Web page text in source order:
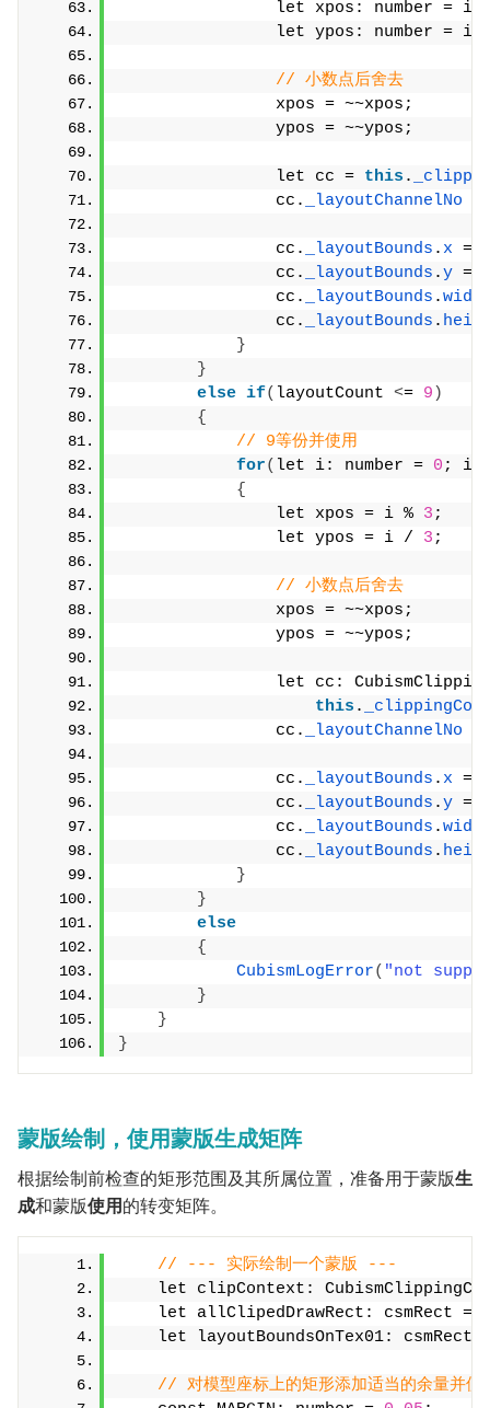
let xpos: number = i
let ypos: number = i
// 小数点后舍去
                xpos = ~~xpos;
                ypos = ~~ypos;
                let cc =
this .
                cc.
_layoutChannelNo
                cc.
_layoutBounds . x =
                cc.
_layoutBounds .y =
                cc.
_layoutBounds .
                cc.
_layoutBounds .
}
}
else if( layoutCount <= 9 )
{
// 9等份并使用
for( let i: number = 0 ; i
{
                let xpos = i %
3 ;
                let ypos = i /
3 ;
// 小数点后舍去
                xpos = ~~xpos;
                ypos = ~~ypos;
let cc:
this .
                cc.
_layoutChannelNo
                cc.
_layoutBounds . x =
                cc.
_layoutBounds .y =
                cc.
_layoutBounds .
                cc.
_layoutBounds .
}
}
else
{
CubismLogError( "not
}
}
}
蒙版绘制，使用蒙版生成矩阵
根据绘制前检查的矩形范围及其所属位置，准备用于蒙版生
成和蒙版使用的转变矩阵。
// --- 实际绘制一个蒙版 ---
let clipContext:
let allClipedDrawRect: csmRect =
let layoutBoundsOnTex01: csmRect
// 对模型座标上的矩形添加适当的余量并使